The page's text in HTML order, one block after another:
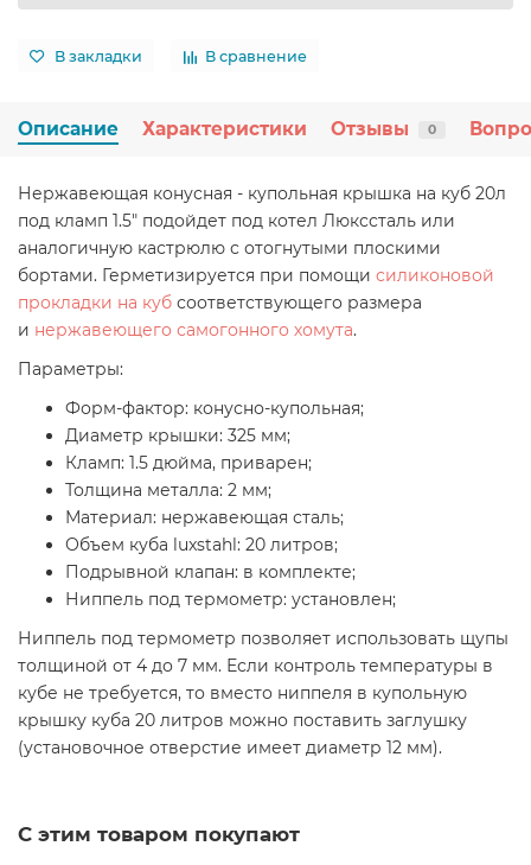
В закладки В сравнение
Описание Характеристики Отзывы 0
Нержавеющая конусная - купольная крышка на куб 20л
под кламп 1.5" подойдет под котел Люкссталь или
аналогичную кастрюлю с отогнутыми плоскими
бортами. Герметизируется при помощи силиконовой
прокладки на куб соответствующего размера
и нержавеющего самогонного хомута.
Параметры:
Форм-фактор: конусно-купольная;
Диаметр крышки: 325 мм;
Кламп: 1.5 дюйма, приварен;
Толщина металла: 2 мм;
Материал: нержавеющая сталь;
Объем куба luxstahl: 20 литров;
Подрывной клапан: в комплекте;
Ниппель под термометр: установлен;
Ниппель под термометр позволяет использовать щупы
толщиной от 4 до 7 мм. Если контроль температуры в
кубе не требуется, то вместо ниппеля в купольную
крышку куба 20 литров можно поставить заглушку
(установочное отверстие имеет диаметр 12 мм).
С этим товаром покупают